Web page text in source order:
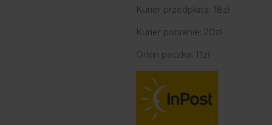
Kurier przedpłata: 18zł
Kurier pobranie: 20zł
Orlen paczka: 11zł